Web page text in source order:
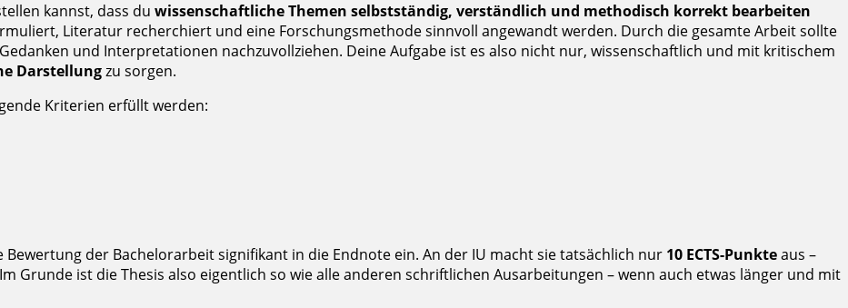
kannst, dass du wissenschaftliche Themen selbstständig, verständlich und methodisch korrekt bearbeiten
Literatur recherchiert und eine Forschungsmethode sinnvoll angewandt werden. Durch die gesamte Arbeit sollte
und Interpretationen nachzuvollziehen. Deine Aufgabe ist es also nicht nur, wissenschaftlich und mit kritischem
Darstellungzu sorgen.
Kriterien erfüllt werden:
der Bachelorarbeit signifikant in die Endnote ein. An der IU macht sie tatsächlich nur 10 ECTS-Punkteaus –
Grunde ist die Thesis also eigentlich so wie alle anderen schriftlichen Ausarbeitungen – wenn auch etwas länger und mit